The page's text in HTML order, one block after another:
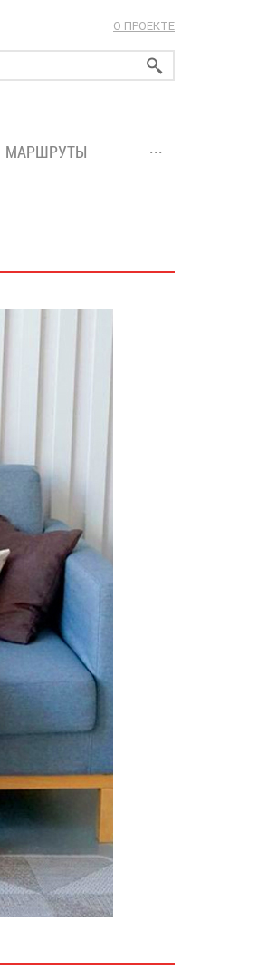
О ПРОЕКТЕ
МАРШРУТЫ ...